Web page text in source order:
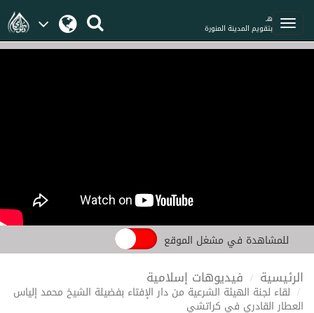
هـ
بتقويم المدينة المنورة
للمشاهدة في مشغل الموقع
الرئيسية فيديوهات إسلامية
لقاء لجنة الهيئة الشرعية من دار الإفتاء بفضيلة الشيخ محمد إلياس
العطار القادري في كراتشي